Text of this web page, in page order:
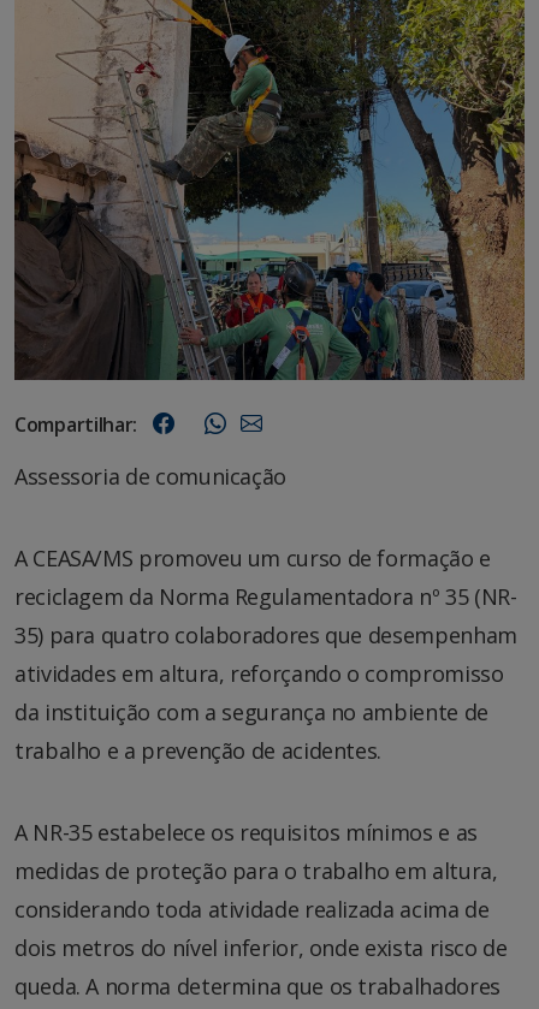
Compartilhar:
Assessoria de comunicação
A CEASA/MS promoveu um curso de formação e
reciclagem da Norma Regulamentadora nº 35 (NR-
35) para quatro colaboradores que desempenham
atividades em altura, reforçando o compromisso
da instituição com a segurança no ambiente de
trabalho e a prevenção de acidentes.
A NR-35 estabelece os requisitos mínimos e as
medidas de proteção para o trabalho em altura,
considerando toda atividade realizada acima de
dois metros do nível inferior, onde exista risco de
queda. A norma determina que os trabalhadores